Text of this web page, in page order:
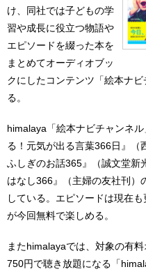
け、同社では子どもの学
習や成長に役立つ物語や
エピソードを綴った本を
まとめてオーディオブッ
クにしたコンテンツ「絵本ナ
る。
himalaya「絵本ナビチャンネ
る！元気が出る言葉366日』（
ふしぎのお話365』（誠文堂新
はなし366』（主婦の友社刊）
している。エピソードは現在
が今回無料で楽しめる。
またhimalayaでは、対象の有
750円で聴き放題になる「